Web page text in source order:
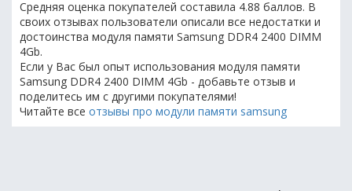
Средняя оценка покупателей составила 4.88 баллов. В
своих отзывах пользователи описали все недостатки и
достоинства модуля памяти Samsung DDR4 2400 DIMM
4Gb.
Если у Вас был опыт использования модуля памяти
Samsung DDR4 2400 DIMM 4Gb - добавьте отзыв и
поделитесь им с другими покупателями!
Читайте все отзывы про модули памяти samsung